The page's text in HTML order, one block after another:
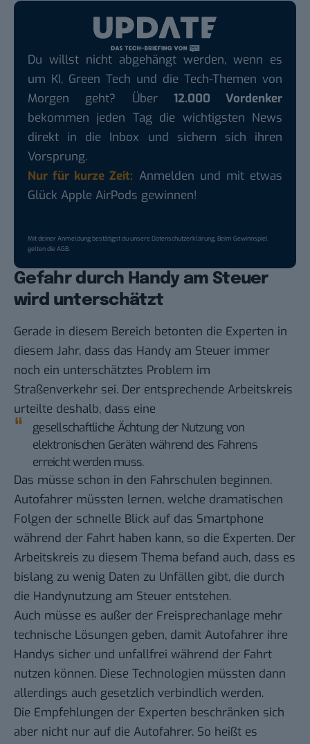
Du willst nicht abgehängt werden, wenn es
um KI, Green Tech und die Tech-Themen von
Morgen geht? Über 12.000 Vordenker
bekommen jeden Tag die wichtigsten News
direkt in die Inbox und sichern sich ihren
Vorsprung.
Nur für kurze Zeit: Anmelden und mit etwas
Glück Apple AirPods gewinnen!
Mit deiner Anmeldung bestätigst du unsereDatenschutzerklärung. Beim Gewinnspiel
gelten dieAGB.
Gefahr durch Handy am Steuer
wird unterschätzt
Gerade in diesem Bereich betonten die Experten in
diesem Jahr, dass das Handy am Steuer immer
noch ein unterschätztes Problem im
Straßenverkehr sei. Der entsprechende Arbeitskreis
urteilte deshalb, dass eine
gesellschaftliche Ächtung der Nutzung von
elektronischen Geräten während des Fahrens
erreicht werden muss.
Das müsse schon in den Fahrschulen beginnen.
Autofahrer müssten lernen, welche dramatischen
Folgen der schnelle Blick auf das Smartphone
während der Fahrt haben kann, so die Experten. Der
Arbeitskreis zu diesem Thema befand auch, dass es
bislang zu wenig Daten zu Unfällen gibt, die durch
die Handynutzung am Steuer entstehen.
Auch müsse es außer der Freisprechanlage mehr
technische Lösungen geben, damit Autofahrer ihre
Handys sicher und unfallfrei während der Fahrt
nutzen können. Diese Technologien müssten dann
allerdings auch gesetzlich verbindlich werden.
Die Empfehlungen der Experten beschränken sich
aber nicht nur auf die Autofahrer. So heißt es